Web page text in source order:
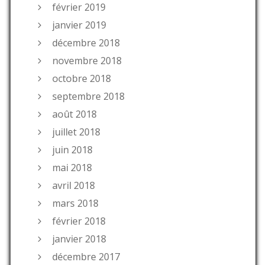
février 2019
janvier 2019
décembre 2018
novembre 2018
octobre 2018
septembre 2018
août 2018
juillet 2018
juin 2018
mai 2018
avril 2018
mars 2018
février 2018
janvier 2018
décembre 2017